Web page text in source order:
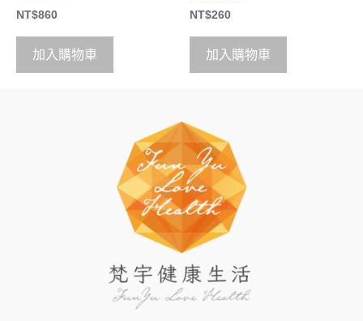
0
o
t
5
NT$860
加入購物車
5.00
out of 5
NT$260
加入購物車